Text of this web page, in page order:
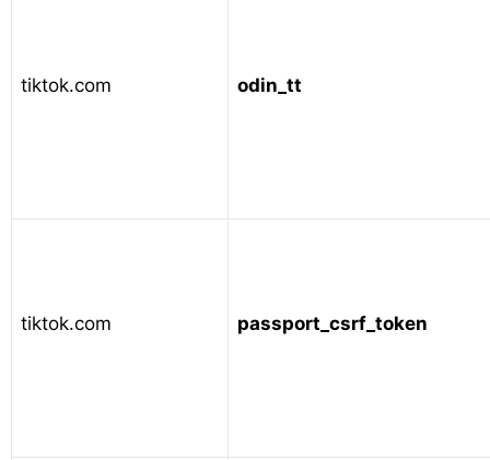
tiktok.com odin_tt
tiktok.com passport_csrf_token